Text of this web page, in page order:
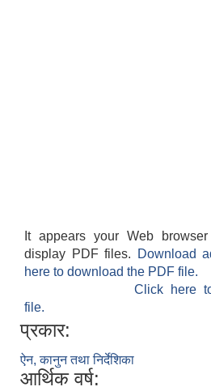
It appears your Web
display PDF files.
Download
here to download the PDF file.
Click here
file.
प्रकार:
ऐन, कानुन तथा निर्देशिका
आर्थिक वर्ष: